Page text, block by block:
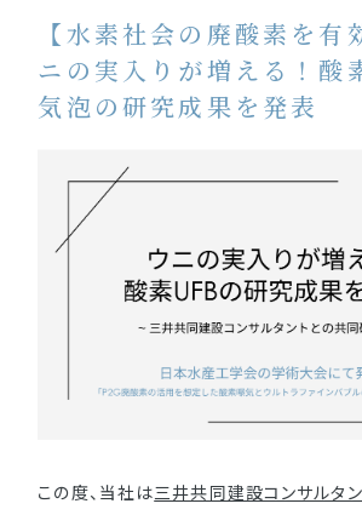
【水素社会の廃酸素を有
ニの実入りが増える！酸
気泡の研究成果を発表
この度、当社は三井共同建設コンサルタ